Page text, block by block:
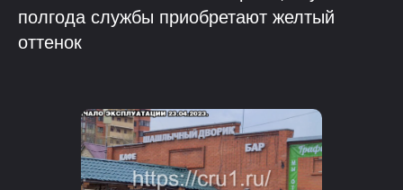
полгода службы приобретают желтый
оттенок